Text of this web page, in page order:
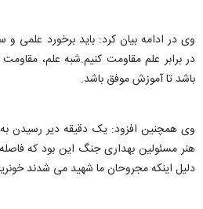
وی در ادامه بیان کرد: باید برخورد علمی و
در برابر علم مقاومت کنیم.شبه علم،
باشد تا آموزش موفق باشد.
وی همچنین افزود: یک دقیقه دیر رسیدن
هنر مسئولین بهداری جنگ این بود که
دلیل اینکه مجروحان ما شهید می شدند